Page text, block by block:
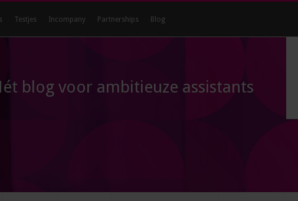
Testjes Incompany Partnerships Blog
blog voor ambitieuze assistants